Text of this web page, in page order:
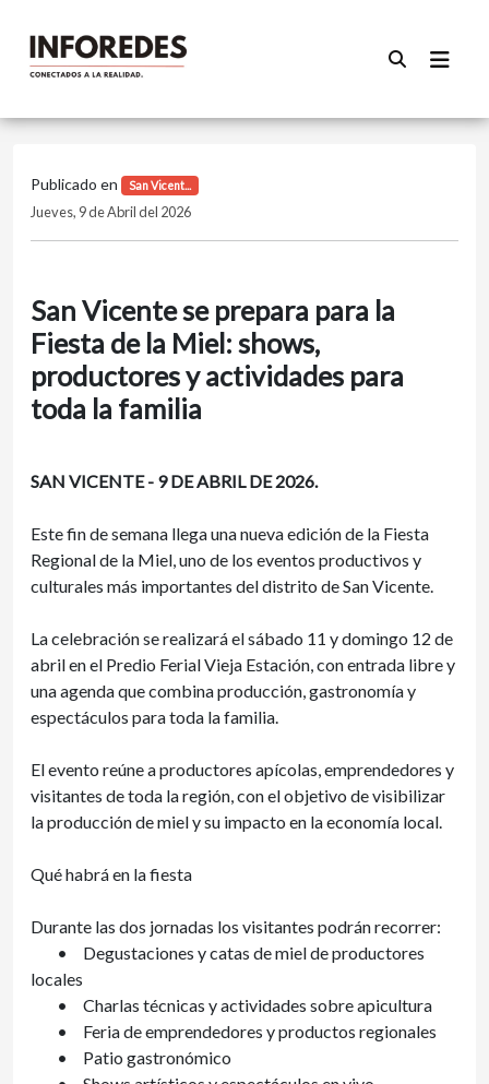
Publicado en San Vicent...
Jueves, 9 de Abril del 2026
San Vicente se prepara para la
Fiesta de la Miel: shows,
productores y actividades para
toda la familia
SAN VICENTE - 9 DE ABRIL DE 2026.
Este fin de semana llega una nueva edición de la Fiesta
Regional de la Miel, uno de los eventos productivos y
culturales más importantes del distrito de San Vicente.
La celebración se realizará el sábado 11 y domingo 12 de
abril en el Predio Ferial Vieja Estación, con entrada libre y
una agenda que combina producción, gastronomía y
espectáculos para toda la familia.
El evento reúne a productores apícolas, emprendedores y
visitantes de toda la región, con el objetivo de visibilizar
la producción de miel y su impacto en la economía local.
Qué habrá en la fiesta
Durante las dos jornadas los visitantes podrán recorrer:
•
Degustaciones y catas de miel de productores
locales
•
Charlas técnicas y actividades sobre apicultura
•
Feria de emprendedores y productos regionales
•
Patio gastronómico